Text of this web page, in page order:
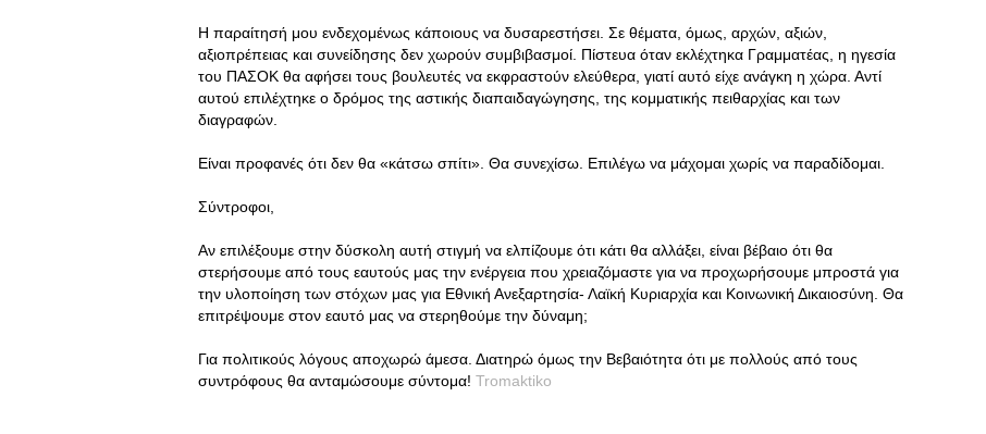
Η παραίτησή μου ενδεχομένως κάποιους να δυσαρεστήσει. Σε θέματα, όμως, αρχών, αξιών,
αξιοπρέπειας και συνείδησης δεν χωρούν συμβιβασμοί. Πίστευα όταν εκλέχτηκα Γραμματέας, η ηγεσία
του ΠΑΣΟΚ θα αφήσει τους βουλευτές να εκφραστούν ελεύθερα, γιατί αυτό είχε ανάγκη η χώρα. Αντί
αυτού επιλέχτηκε ο δρόμος της αστικής διαπαιδαγώγησης, της κομματικής πειθαρχίας και των
διαγραφών.
Είναι προφανές ότι δεν θα «κάτσω σπίτι». Θα συνεχίσω. Επιλέγω να μάχομαι χωρίς να παραδίδομαι.
Σύντροφοι,
Αν επιλέξουμε στην δύσκολη αυτή στιγμή να ελπίζουμε ότι κάτι θα αλλάξει, είναι βέβαιο ότι θα
στερήσουμε από τους εαυτούς μας την ενέργεια που χρειαζόμαστε για να προχωρήσουμε μπροστά για
την υλοποίηση των στόχων μας για Εθνική Ανεξαρτησία- Λαϊκή Κυριαρχία και Κοινωνική Δικαιοσύνη. Θα
επιτρέψουμε στον εαυτό μας να στερηθούμε την δύναμη;
Για πολιτικούς λόγους αποχωρώ άμεσα. Διατηρώ όμως την Βεβαιότητα ότι με πολλούς από τους
συντρόφους θα ανταμώσουμε σύντομα! Tromaktiko